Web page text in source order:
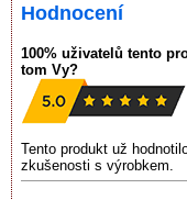
Hodnocení
100% uživatelů tento
tom Vy?
Tento produkt už
zkušenosti s výrobkem.